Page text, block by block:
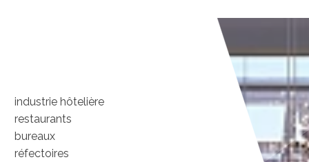
Consultez nos services commerciaux et découvrez les
industrie hôtelière
restaurants
bureaux
réfectoires